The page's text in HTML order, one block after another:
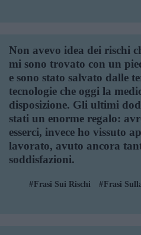
Non avevo idea dei rischi
mi sono trovato con un
e sono stato salvato dalle
tecnologie che oggi la
disposizione. Gli ultimi
stati un enorme regalo:
esserci, invece ho vissuto
lavorato, avuto ancora
soddisfazioni.
Frasi Sui Rischi Frasi